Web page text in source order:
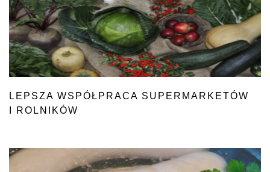
LEPSZA WSPÓŁPRACA SUPERMARKETÓW
I ROLNIKÓW